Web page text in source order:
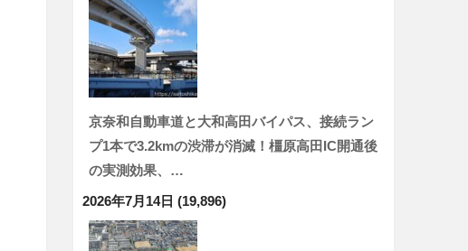
京奈和自動車道と大和高田バイパス、接続ラン
プ1本で3.2kmの渋滞が消滅！橿原高田IC開通後
の実測効果、…
2026年7月14日 (19,896)